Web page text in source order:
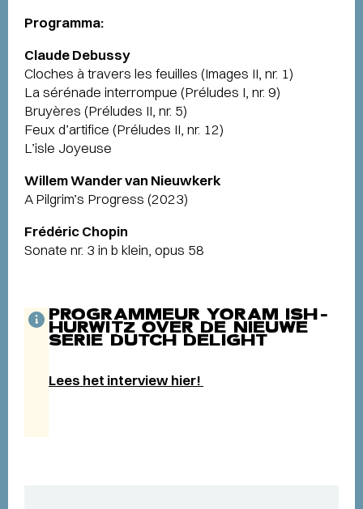
Programma:
Claude Debussy
Cloches à travers les feuilles (Images II, nr. 1)
La sérénade interrompue (Préludes I, nr. 9)
Bruyères (Préludes II, nr. 5)
Feux d’artifice (Préludes II, nr. 12)
L’isle Joyeuse
Willem Wander van Nieuwkerk
A Pilgrim’s Progress (2023)
Frédéric Chopin
Sonate nr. 3 in b klein, opus 58
PROGRAMMEUR YORAM ISH-
HURWITZ OVER DE NIEUWE
SERIE DUTCH DELIGHT
Lees het interview hier!